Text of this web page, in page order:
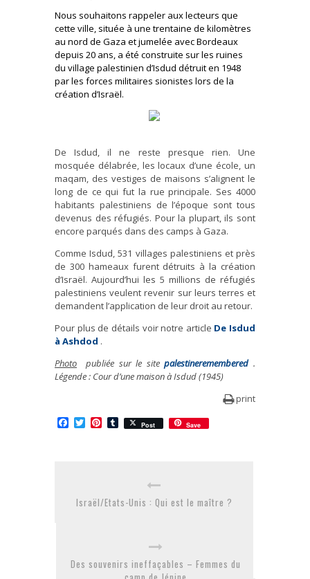
Nous souhaitons rappeler aux lecteurs que
cette ville, située à une trentaine de kilomètres
au nord de Gaza et jumelée avec Bordeaux
depuis 20 ans, a été construite sur les ruines
du village palestinien d’Isdud détruit en 1948
par les forces militaires sionistes lors de la
création d’Israël.
De Isdud, il ne reste presque rien. Une
mosquée délabrée, les locaux d’une école, un
maqam, des vestiges de maisons s’alignent le
long de ce qui fut la rue principale. Ses 4000
habitants palestiniens de l’époque sont tous
devenus des réfugiés. Pour la plupart, ils sont
encore parqués dans des camps à Gaza.
Comme Isdud, 531 villages palestiniens et près
de 300 hameaux furent détruits à la création
d’Israël. Aujourd’hui les 5 millions de réfugiés
palestiniens veulent revenir sur leurs terres et
demandent l’application de leur droit au retour.
Pour plus de détails voir notre article De Isdud
à Ashdod .
Photo publiée sur le sitepalestineremembered .
Légende : Cour d’une maison à Isdud (1945)
print
Facebook
TwitterPinterest
Tumblr
Post Save
Israël/Etats-Unis : Qui est le maître ?
Des souvenirs ineffaçables – Femmes du